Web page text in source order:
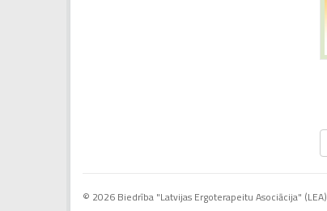
© 2026 Biedrība "Latvijas Ergoterapeitu Asociācija" (LEA)